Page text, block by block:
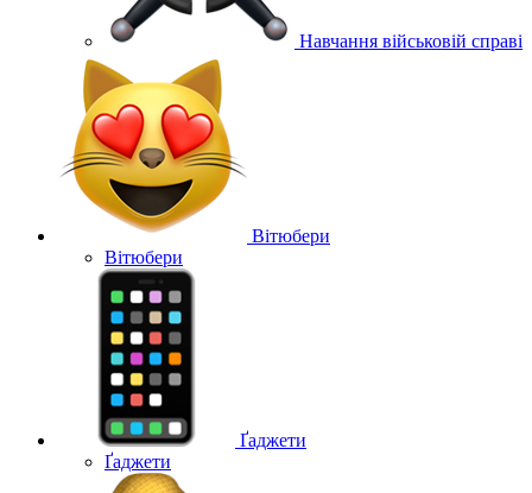
Навчання військовій справі
Вітюбери
Вітюбери
Ґаджети
Ґаджети